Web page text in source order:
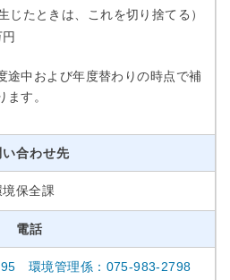
じたときは、これを切り捨てる）
途中および年度替わりの時点で補
す。
い合わせ先
保全課
電話
環境管理係：075-983-2798